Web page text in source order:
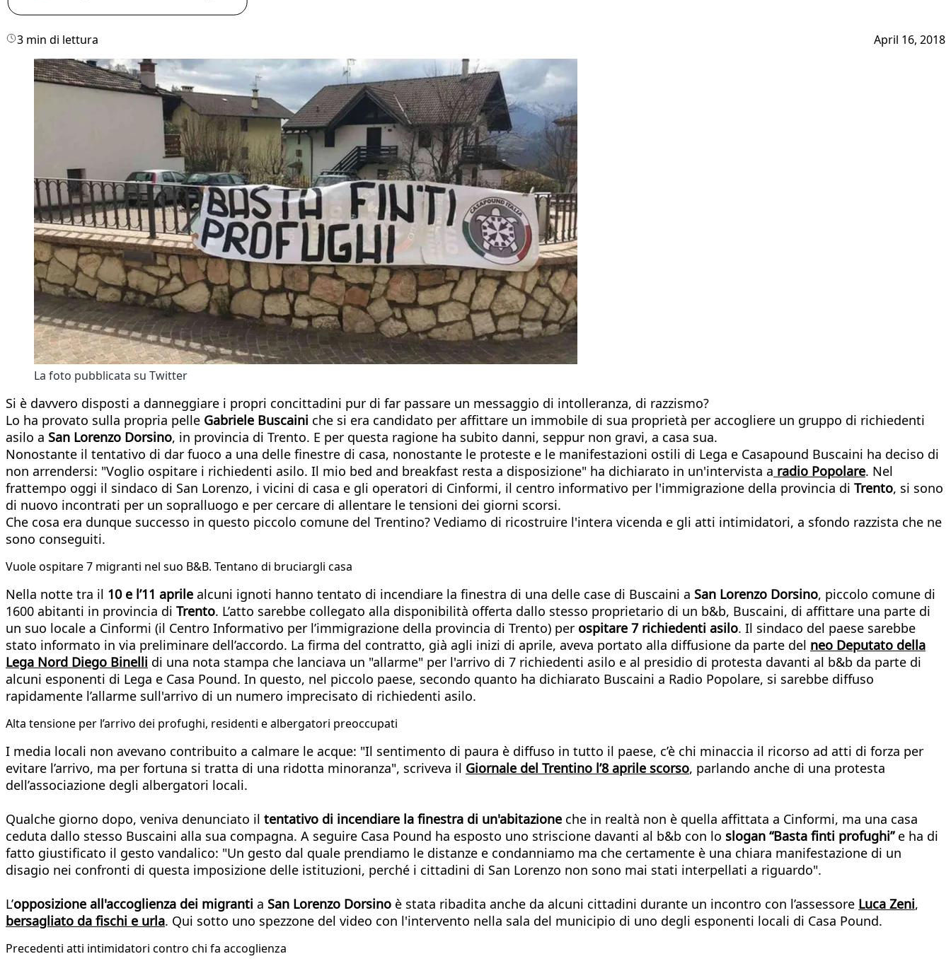
3 min di lettura April 16, 2018
La foto pubblicata su Twitter
Si è davvero disposti a danneggiare i propri concittadini pur di far passare un messaggio di intolleranza, di razzismo?
Lo ha provato sulla propria pelle Gabriele Buscaini che si era candidato per affittare un immobile di sua proprietà per accogliere un gruppo di richiedenti
asilo a San Lorenzo Dorsino, in provincia di Trento. E per questa ragione ha subito danni, seppur non gravi, a casa sua.
Nonostante il tentativo di dar fuoco a una delle finestre di casa, nonostante le proteste e le manifestazioni ostili di Lega e Casapound Buscaini ha deciso di
non arrendersi: "Voglio ospitare i richiedenti asilo. Il mio bed and breakfast resta a disposizione" ha dichiarato in un'intervista a radio Popolare. Nel
frattempo oggi il sindaco di San Lorenzo, i vicini di casa e gli operatori di Cinformi, il centro informativo per l'immigrazione della provincia di Trento, si sono
di nuovo incontrati per un sopralluogo e per cercare di allentare le tensioni dei giorni scorsi.
Che cosa era dunque successo in questo piccolo comune del Trentino? Vediamo di ricostruire l'intera vicenda e gli atti intimidatori, a sfondo razzista che ne
sono conseguiti.
Vuole ospitare 7 migranti nel suo B&B. Tentano di bruciargli casa
Nella notte tra il 10 e l’11 aprile alcuni ignoti hanno tentato di incendiare la finestra di una delle case di Buscaini a San Lorenzo Dorsino, piccolo comune di
1600 abitanti in provincia di Trento. L’atto sarebbe collegato alla disponibilità offerta dallo stesso proprietario di un b&b, Buscaini, di affittare una parte di
un suo locale a Cinformi (il Centro Informativo per l’immigrazione della provincia di Trento) per ospitare 7 richiedenti asilo. Il sindaco del paese sarebbe
stato informato in via preliminare dell’accordo. La firma del contratto, già agli inizi di aprile, aveva portato alla diffusione da parte del neo Deputato della
Lega Nord Diego Binelli di una nota stampa che lanciava un "allarme" per l'arrivo di 7 richiedenti asilo e al presidio di protesta davanti al b&b da parte di
alcuni esponenti di Lega e Casa Pound. In questo, nel piccolo paese, secondo quanto ha dichiarato Buscaini a Radio Popolare, si sarebbe diffuso
rapidamente l’allarme sull'arrivo di un numero imprecisato di richiedenti asilo.
Alta tensione per l’arrivo dei profughi, residenti e albergatori preoccupati
I media locali non avevano contribuito a calmare le acque: "Il sentimento di paura è diffuso in tutto il paese, c’è chi minaccia il ricorso ad atti di forza per
evitare l’arrivo, ma per fortuna si tratta di una ridotta minoranza", scriveva il Giornale del Trentino l’8 aprile scorso, parlando anche di una protesta
dell’associazione degli albergatori locali.
Qualche giorno dopo, veniva denunciato il tentativo di incendiare la finestra di un'abitazione che in realtà non è quella affittata a Cinformi, ma una casa
ceduta dallo stesso Buscaini alla sua compagna. A seguire Casa Pound ha esposto uno striscione davanti al b&b con lo slogan “Basta finti profughi”e ha di
fatto giustificato il gesto vandalico: "Un gesto dal quale prendiamo le distanze e condanniamo ma che certamente è una chiara manifestazione di un
disagio nei confronti di questa imposizione delle istituzioni, perché i cittadini di San Lorenzo non sono mai stati interpellati a riguardo".
L’opposizione all'accoglienza dei migranti a San Lorenzo Dorsino è stata ribadita anche da alcuni cittadini durante un incontro con l’assessore Luca Zeni,
bersagliato da fischi e urla. Qui sotto uno spezzone del video con l'intervento nella sala del municipio di uno degli esponenti locali di Casa Pound.
Precedenti atti intimidatori contro chi fa accoglienza